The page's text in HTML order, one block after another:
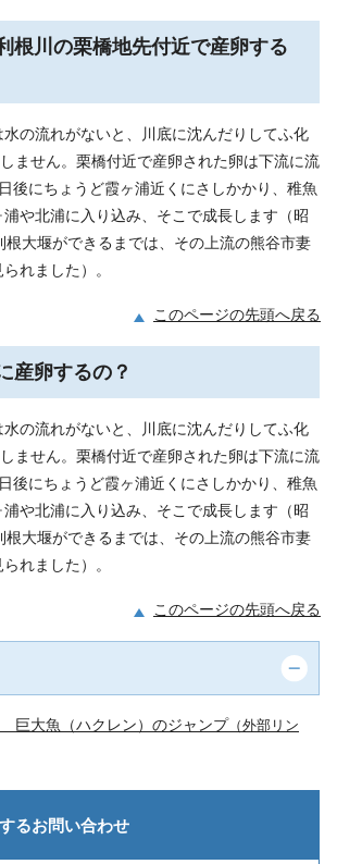
根川の栗橋地先付近で産卵する
の流れがないと、川底に沈んだりしてふ化
ません。栗橋付近で産卵された卵は下流に流
後にちょうど霞ヶ浦近くにさしかかり、稚魚
や北浦に入り込み、そこで成長します（昭
根大堰ができるまでは、その上流の熊谷市妻
れました）。
このページの先頭へ戻る
産卵するの？
の流れがないと、川底に沈んだりしてふ化
ません。栗橋付近で産卵された卵は下流に流
後にちょうど霞ヶ浦近くにさしかかり、稚魚
や北浦に入り込み、そこで成長します（昭
根大堰ができるまでは、その上流の熊谷市妻
れました）。
このページの先頭へ戻る
巨大魚（ハクレン）のジャンプ （外部リン
るお問い合わせ